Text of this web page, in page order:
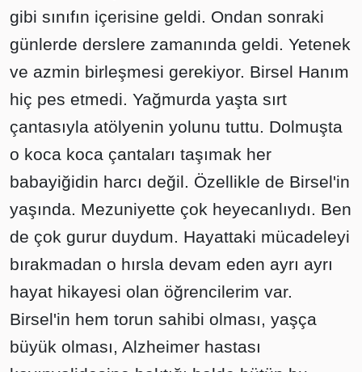
gibi sınıfın içerisine geldi. Ondan sonraki
günlerde derslere zamanında geldi. Yetenek
ve azmin birleşmesi gerekiyor. Birsel Hanım
hiç pes etmedi. Yağmurda yaşta sırt
çantasıyla atölyenin yolunu tuttu. Dolmuşta
o koca koca çantaları taşımak her
babayiğidin harcı değil. Özellikle de Birsel'in
yaşında. Mezuniyette çok heyecanlıydı. Ben
de çok gurur duydum. Hayattaki mücadeleyi
bırakmadan o hırsla devam eden ayrı ayrı
hayat hikayesi olan öğrencilerim var.
Birsel'in hem torun sahibi olması, yaşça
büyük olması, Alzheimer hastası